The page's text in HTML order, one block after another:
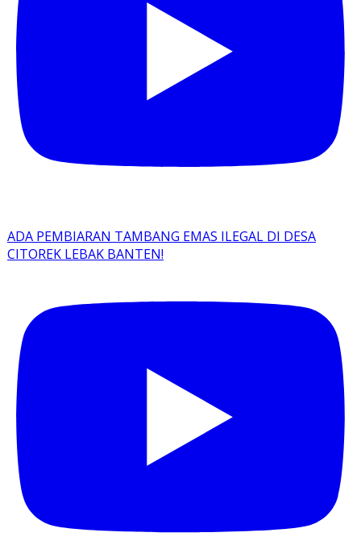
ADA PEMBIARAN TAMBANG EMAS ILEGAL DI DESA
CITOREK LEBAK BANTEN!